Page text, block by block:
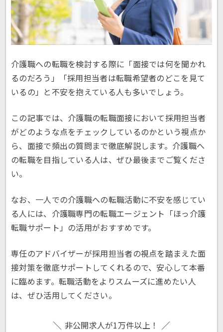
介護職への転職を検討する際に「面接では何を聞かれ
るのだろう」「採用担当者は転職希望者のどこを見て
いるの」と不安を抱えている人も多いでしょう。
この記事では、介護職の転職面接において採用担当者
がどのような点をチェックしているのかという視点か
ら、面接で頻出の質問まで徹底解説します。介護職へ
の転職を目指している人は、ぜひ最後までご覧くださ
い。
なお、一人での介護職への転職活動に不安を感じてい
る人には、介護職専門の転職エージェント「ほっ介護
転職サポート」の活用がおすすめです。
専任のアドバイザーが採用担当者の視点を踏まえた面
接対策を徹底サポートしてくれるので、安心して本番
に臨めます。転職活動をよりスムーズに進めたい人
は、ぜひ活用してください。
非公開求人が1万件以上！